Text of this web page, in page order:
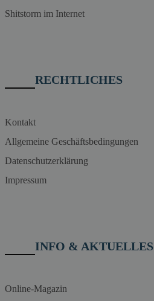
Shitstorm im Internet
RECHTLICHES
Kontakt
Allgemeine Geschäftsbedingungen
Datenschutzerklärung
Impressum
INFO & AKTUELLES
Online-Magazin